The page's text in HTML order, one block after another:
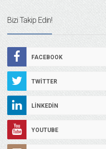
Bizi Takip Edin!
FACEBOOK
TWITTER
LINKEDIN
YOUTUBE